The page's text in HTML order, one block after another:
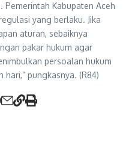
Pemerintah Kabupaten Aceh
yang berlaku. Jika
aturan, sebaiknya
pakar hukum agar
persoalan hukum
pungkasnya. (R84)